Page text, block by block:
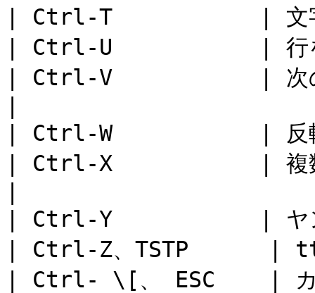
| Ctrl-T           | 文
| Ctrl-U           | 行
| Ctrl-V           | 次の入
| Ctrl-W           | 反転
| Ctrl-X           | 複数文
| Ctrl-Y           | ヤ
| Ctrl-Z、TSTP      |
| Ctrl- \[、 ESC    | カ